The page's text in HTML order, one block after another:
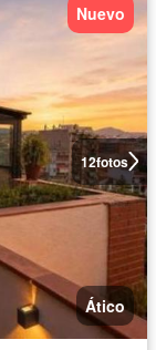
12fotos
Nuevo
Ático